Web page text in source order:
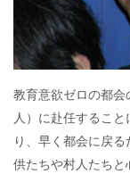
教育意欲ゼロの都会
人）に赴任するこ
り、早く都会に戻
供たちや村人たち